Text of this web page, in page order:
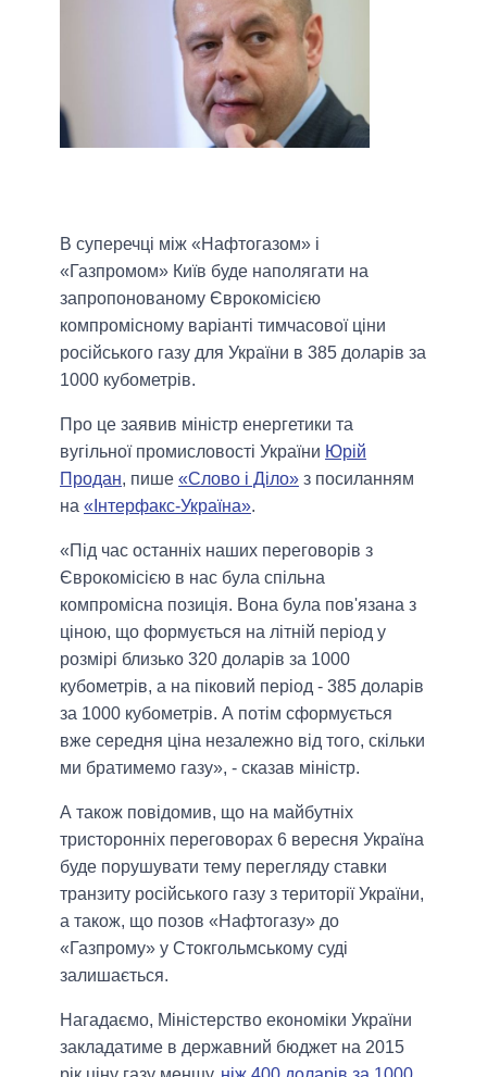
В суперечці між «Нафтогазом» і
«Газпромом» Київ буде наполягати на
запропонованому Єврокомісією
компромісному варіанті тимчасової ціни
російського газу для України в 385 доларів за
1000 кубометрів.
Про це заявив міністр енергетики та
вугільної промисловості України Юрій
Продан, пише «Слово і Діло» з посиланням
на «Інтерфакс-Україна».
«Під час останніх наших переговорів з
Єврокомісією в нас була спільна
компромісна позиція. Вона була пов'язана з
ціною, що формується на літній період у
розмірі близько 320 доларів за 1000
кубометрів, а на піковий період - 385 доларів
за 1000 кубометрів. А потім сформується
вже середня ціна незалежно від того, скільки
ми братимемо газу», - сказав міністр.
А також повідомив, що на майбутніх
тристоронніх переговорах 6 вересня Україна
буде порушувати тему перегляду ставки
транзиту російського газу з території України,
а також, що позов «Нафтогазу» до
«Газпрому» у Стокгольмському суді
залишається.
Нагадаємо, Міністерство економіки України
закладатиме в державний бюджет на 2015